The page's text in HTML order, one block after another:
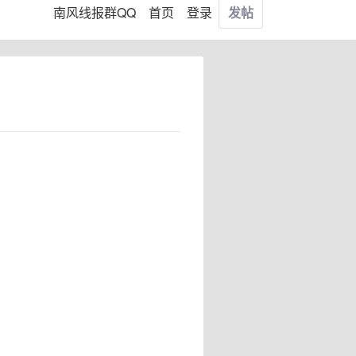
南风线报群QQ 首页 登录 发帖